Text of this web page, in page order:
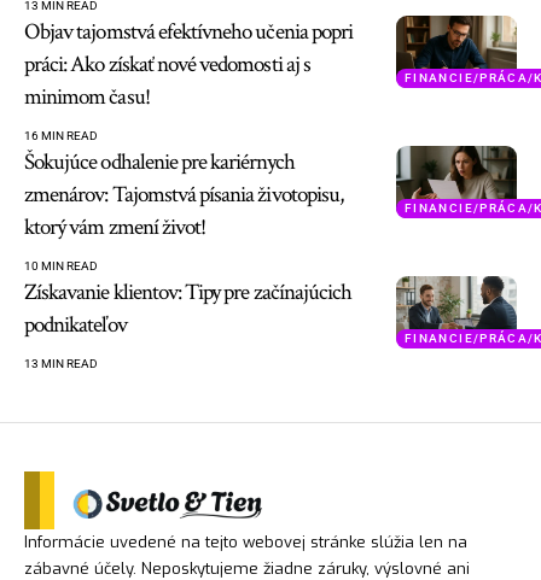
13 MIN READ
FINANCIE/PRÁCA/
Objav tajomstvá efektívneho učenia popri
práci: Ako získať nové vedomosti aj s
minimom času!
16 MIN READ
FINANCIE/PRÁCA/
Šokujúce odhalenie pre kariérnych
zmenárov: Tajomstvá písania životopisu,
ktorý vám zmení život!
10 MIN READ
FINANCIE/PRÁCA/
Získavanie klientov: Tipy pre začínajúcich
podnikateľov
13 MIN READ
Informácie uvedené na tejto webovej stránke slúžia len na
zábavné účely. Neposkytujeme žiadne záruky, výslovné ani